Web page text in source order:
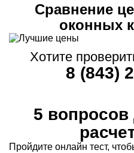
Сравнение
оконных
Хотите
8 (843)
5 вопросов
Пройдите онлайн тест,